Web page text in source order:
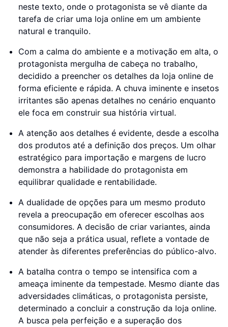
neste texto, onde o protagonista se vê diante da
tarefa de criar uma loja online em um ambiente
natural e tranquilo.
Com a calma do ambiente e a motivação em alta, o
protagonista mergulha de cabeça no trabalho,
decidido a preencher os detalhes da loja online de
forma eficiente e rápida. A chuva iminente e insetos
irritantes são apenas detalhes no cenário enquanto
ele foca em construir sua história virtual.
A atenção aos detalhes é evidente, desde a escolha
dos produtos até a definição dos preços. Um olhar
estratégico para importação e margens de lucro
demonstra a habilidade do protagonista em
equilibrar qualidade e rentabilidade.
A dualidade de opções para um mesmo produto
revela a preocupação em oferecer escolhas aos
consumidores. A decisão de criar variantes, ainda
que não seja a prática usual, reflete a vontade de
atender às diferentes preferências do público-alvo.
A batalha contra o tempo se intensifica com a
ameaça iminente da tempestade. Mesmo diante das
adversidades climáticas, o protagonista persiste,
determinado a concluir a construção da loja online.
A busca pela perfeição e a superação dos